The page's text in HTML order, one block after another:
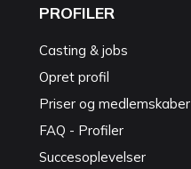
PROFILER
Casting & jobs
Opret profil
Priser og medlemskaber
FAQ - Profiler
Succesoplevelser